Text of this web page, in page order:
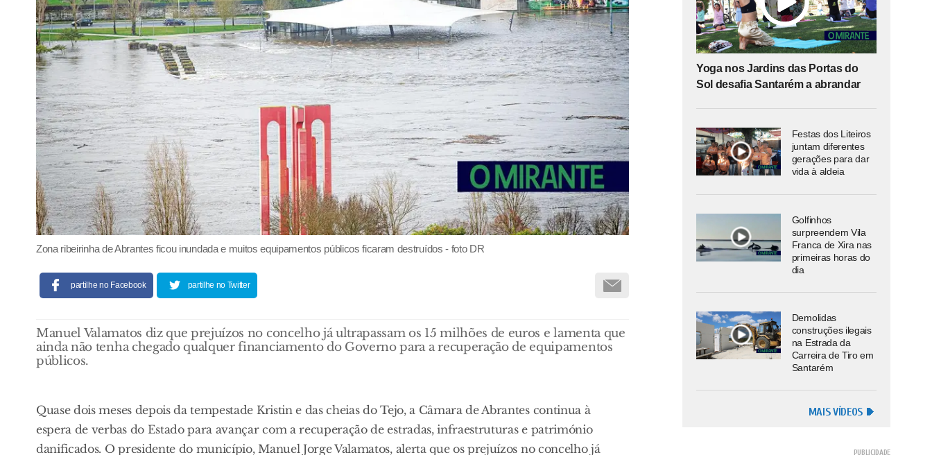
Zona ribeirinha de Abrantes ficou inundada e muitos equipamentos públicos ficaram destruídos - foto DR
partilhe no Facebook partilhe no Twitter
Manuel Valamatos diz que prejuízos no concelho já ultrapassam os 15 milhões de euros e lamenta que
ainda não tenha chegado qualquer financiamento do Governo para a recuperação de equipamentos
públicos.
Quase dois meses depois da tempestade Kristin e das cheias do Tejo, a Câmara de Abrantes continua à
espera de verbas do Estado para avançar com a recuperação de estradas, infraestruturas e património
danificados. O presidente do município, Manuel Jorge Valamatos, alerta que os prejuízos no concelho já
Yoga nos Jardins das Portas do
Sol desafia Santarém a abrandar
Festas dos Liteiros
juntam diferentes
gerações para dar
vida à aldeia
Golfinhos
surpreendem Vila
Franca de Xira nas
primeiras horas do
dia
Demolidas
construções ilegais
na Estrada da
Carreira de Tiro em
Santarém
MAIS VÍDEOS